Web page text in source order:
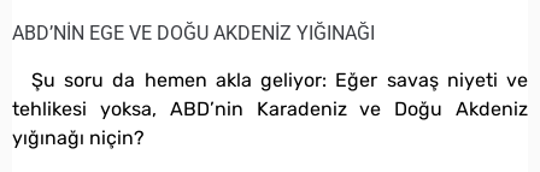
ABD’NİN EGE VE DOĞU AKDENİZ YIĞINAĞI
Şu soru da hemen akla geliyor: Eğer savaş niyeti ve
tehlikesi yoksa, ABD’nin Karadeniz ve Doğu Akdeniz
yığınağı niçin?